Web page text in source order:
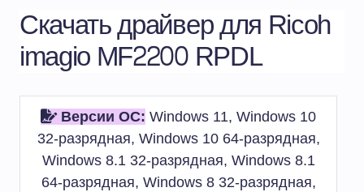
Скачать драйвер для Ricoh
imagio MF2200 RPDL
Версии ОС: Windows 11, Windows 10
32-разрядная, Windows 10 64-разрядная,
Windows 8.1 32-разрядная, Windows 8.1
64-разрядная, Windows 8 32-разрядная,